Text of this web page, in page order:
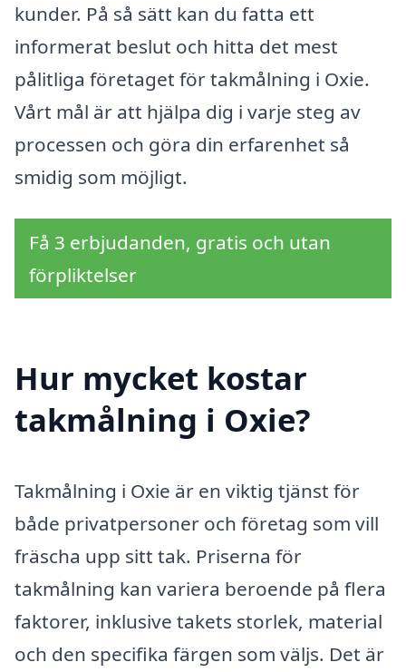
kunder. På så sätt kan du fatta ett
informerat beslut och hitta det mest
pålitliga företaget för takmålning i Oxie.
Vårt mål är att hjälpa dig i varje steg av
processen och göra din erfarenhet så
smidig som möjligt.
Få 3 erbjudanden, gratis och utan
förpliktelser
Hur mycket kostar
takmålning i Oxie?
Takmålning i Oxie är en viktig tjänst för
både privatpersoner och företag som vill
fräscha upp sitt tak. Priserna för
takmålning kan variera beroende på flera
faktorer, inklusive takets storlek, material
och den specifika färgen som väljs. Det är